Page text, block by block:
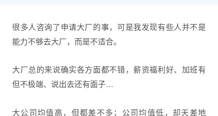
很多人咨询了申请大厂的事，可是我发现有些人并不是
能力不够去大厂，而是不适合。
大厂总的来说确实各方面都不错，薪资福利好、加班有
但不极端、说出去还有面子…
大公司均值高，但都差不多；公司均值低，却天差地